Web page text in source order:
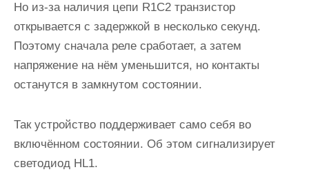
Но из-за наличия цепи R1C2 транзистор
открывается с задержкой в несколько секунд.
Поэтому сначала реле сработает, а затем
напряжение на нём уменьшится, но контакты
останутся в замкнутом состоянии.
Так устройство поддерживает само себя во
включённом состоянии. Об этом сигнализирует
светодиод HL1.